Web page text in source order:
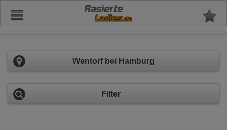
Rasierte
Wentorf bei Hamburg
Filter